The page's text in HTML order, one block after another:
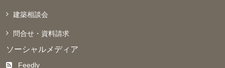
建築相談会
問合せ・資料請求
ソーシャルメディア
Feedly